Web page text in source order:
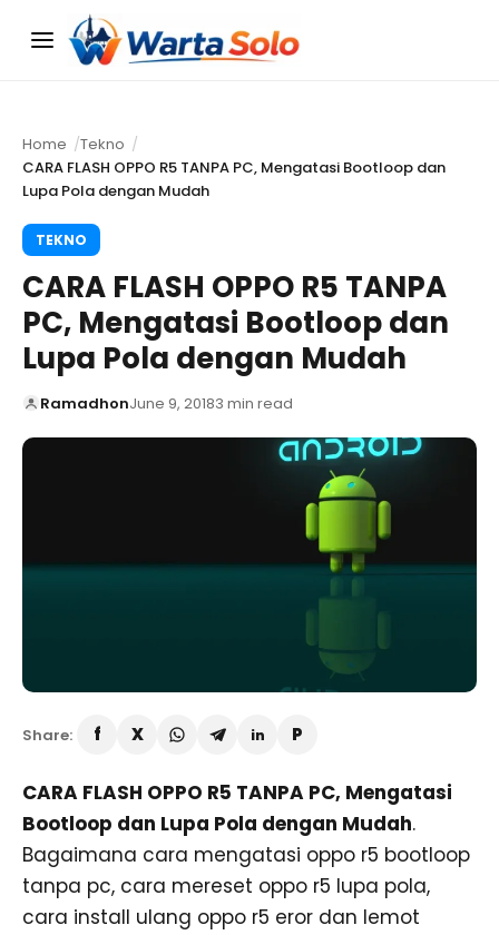
Menu
Home
Tekno
CARA FLASH OPPO R5 TANPA PC, Mengatasi Bootloop dan
Lupa Pola dengan Mudah
TEKNO
CARA FLASH OPPO R5 TANPA
PC, Mengatasi Bootloop dan
Lupa Pola dengan Mudah
RamadhonJune 9, 20183 min read
Share:
CARA FLASH OPPO R5 TANPA PC, Mengatasi
Bootloop dan Lupa Pola dengan Mudah.
Bagaimana cara mengatasi oppo r5 bootloop
tanpa pc, cara mereset oppo r5 lupa pola,
cara install ulang oppo r5 eror dan lemot